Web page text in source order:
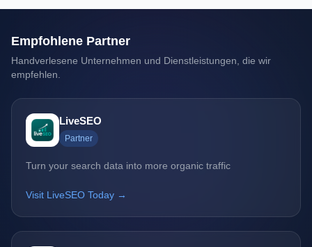
Empfohlene Partner
Handverlesene Unternehmen und Dienstleistungen, die wir
empfehlen.
LiveSEO
Partner
Turn your search data into more organic traffic
Visit LiveSEO Today →